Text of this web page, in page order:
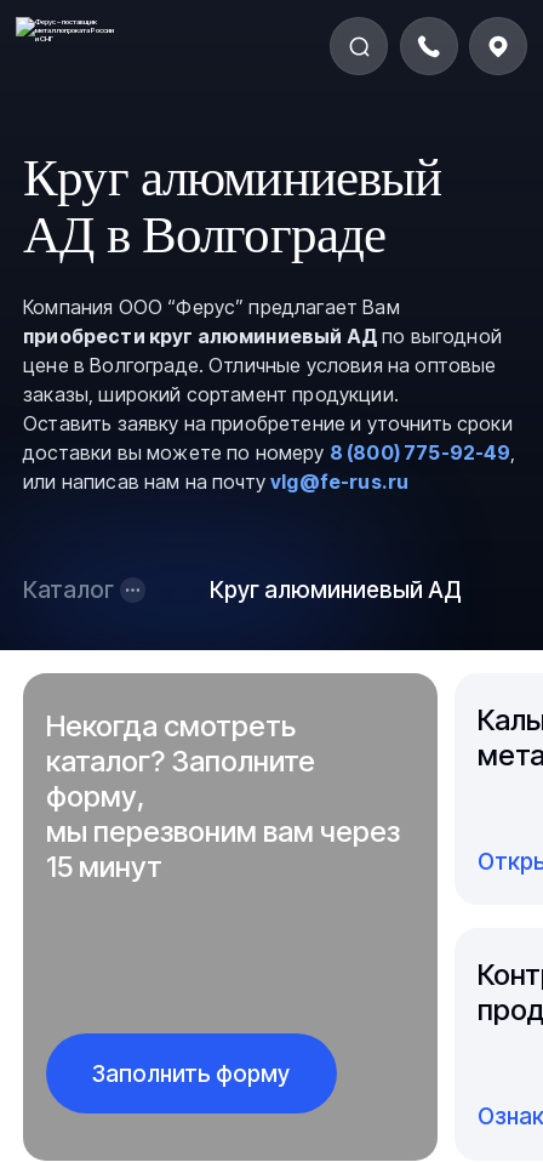
Круг алюминиевый
АД в Волгограде
Компания ООО “Ферус” предлагает Вам
приобрести круг алюминиевый АДпо выгодной
цене в Волгограде. Отличные условия на оптовые
заказы, широкий сортамент продукции.
Оставить заявку на приобретение и уточнить сроки
доставки вы можете по номеру 8 (800) 775-92-49,
или написав нам на почтуvlg@fe-rus.ru
Каталог Круг алюминиевый АД
Некогда смотреть
каталог? Заполните
форму,
мы перезвоним вам через
15 минут
Заполнить форму